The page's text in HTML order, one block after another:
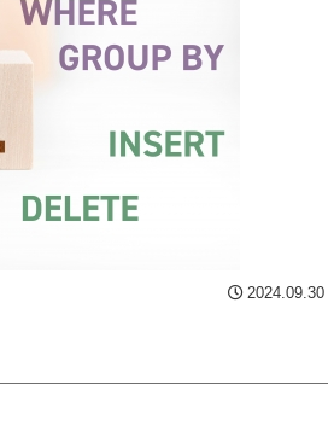
2024.09.30